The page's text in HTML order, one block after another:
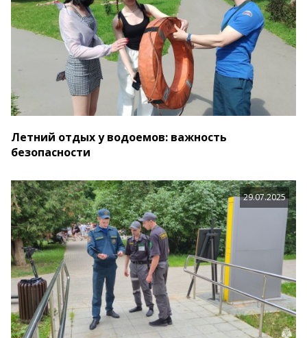
Летний отдых у водоемов: важность
безопасности
29.07.2025